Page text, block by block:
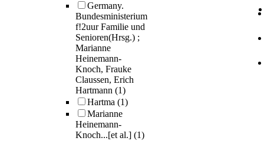
Germany.
Bundesministerium
f!2uur Familie und
Senioren(Hrsg.) ;
Marianne
Heinemann-
Knoch, Frauke
Claussen, Erich
Hartmann (1)
Hartma (1)
Marianne
Heinemann-
Knoch...[et al.] (1)